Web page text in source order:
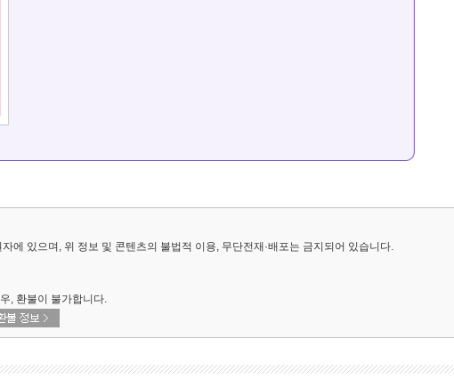
에 있으며, 위 정보 및 콘텐츠의 불법적 이용, 무단전재·배포는 금지되어 있습니다.
, 환불이 불가합니다.